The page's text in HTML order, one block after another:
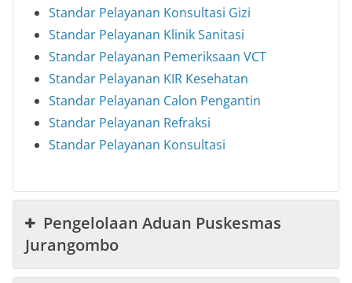
Standar Pelayanan Konsultasi Gizi
Standar Pelayanan Klinik Sanitasi
Standar Pelayanan Pemeriksaan VCT
Standar Pelayanan KIR Kesehatan
Standar Pelayanan Calon Pengantin
Standar Pelayanan Refraksi
Standar Pelayanan Konsultasi
Pengelolaan Aduan Puskesmas
Jurangombo